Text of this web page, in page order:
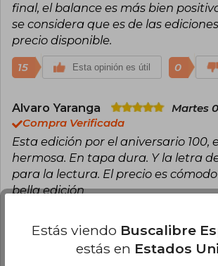
final, el balance es más bien
se considera que es de las
precio disponible.
15 Esta opinión es útil 0
Alvaro Yaranga
Martes
Compra Verificada
Esta edición por el aniversario 100,
hermosa. En tapa dura. Y la letra
para la lectura. El precio es
bella edición
Jesús Omar Monterrosas
Estás viendo Buscalibre
estás en Estados